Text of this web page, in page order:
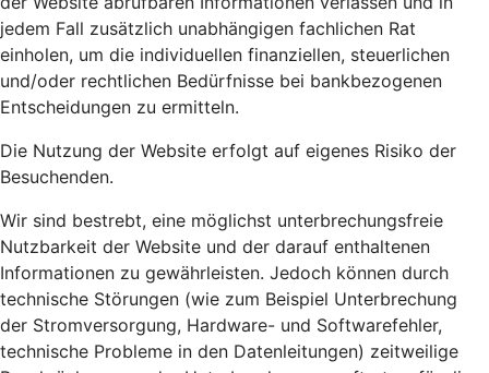
jedem Fall zusätzlich unabhängigen fachlichen Rat
einholen, um die individuellen finanziellen, steuerlichen
und/oder rechtlichen Bedürfnisse bei bankbezogenen
Entscheidungen zu ermitteln.
Die Nutzung der Website erfolgt auf eigenes Risiko der
Besuchenden.
Wir sind bestrebt, eine möglichst unterbrechungsfreie
Nutzbarkeit der Website und der darauf enthaltenen
Informationen zu gewährleisten. Jedoch können durch
technische Störungen (wie zum Beispiel Unterbrechung
der Stromversorgung, Hardware- und Softwarefehler,
technische Probleme in den Datenleitungen) zeitweilige